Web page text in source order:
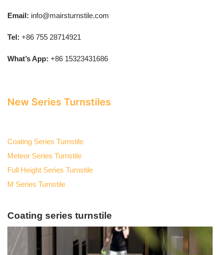
Email: info@mairsturnstile.com
Tel: +86 755 28714921
What’s App: +86 15323431686
New Series Turnstiles
Coating Series Turnstile
Meteor Series Turnstile
Full Height Series Turnstile
M Series Turnstile
Coating series turnstile